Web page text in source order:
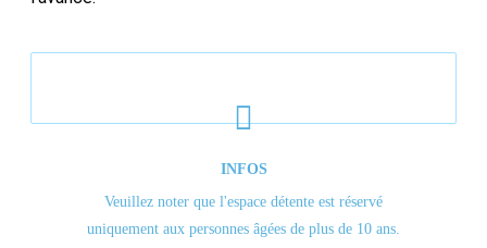
INFOS
Veuillez noter que l'espace détente est réservé
uniquement aux personnes âgées de plus de 10 ans.